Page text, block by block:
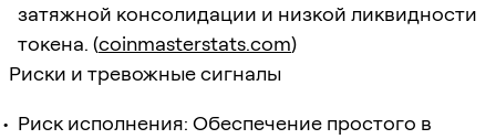
затяжной консолидации и низкой ликвидности
токена. (coinmasterstats.com)
Риски и тревожные сигналы
Риск исполнения: Обеспечение простого в